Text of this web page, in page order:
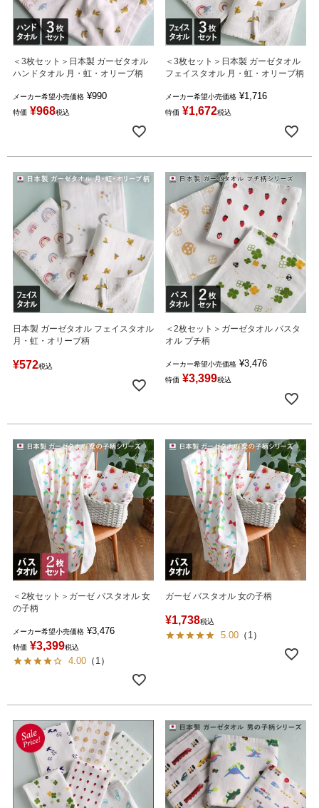
＜3枚セット＞日本製 ガーゼタオル
ハンドタオル 月・虹・オリーブ柄
メーカー希望小売価格 ¥990
特価 ¥968税込
＜3枚セット＞日本製 ガーゼタオル
フェイスタオル 月・虹・オリーブ柄
メーカー希望小売価格 ¥1,716
特価 ¥1,672税込
日本製 ガーゼタオル フェイスタオル
月・虹・オリーブ柄
¥572税込
＜2枚セット＞ガーゼタオル バスタ
オル プチ柄
メーカー希望小売価格 ¥3,476
特価 ¥3,399税込
＜2枚セット＞ガーゼ バスタオル 女
の子柄
メーカー希望小売価格 ¥3,476
特価 ¥3,399税込
4.00 （ 1）
ガーゼ バスタオル 女の子柄
¥1,738税込
5.00 （ 1）